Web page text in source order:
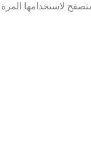
لاستخدامها